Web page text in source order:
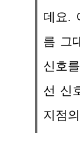
데요.
름 그
신호
선 신
지점